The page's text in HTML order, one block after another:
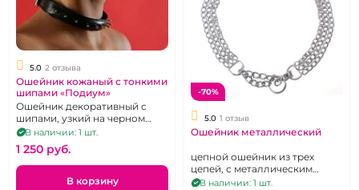
5.0 2 отзыва
Ошейник кожаный с тонкими
шипами «Подиум»
Ошейник декоративный с
шипами, узкий на черном
кожаном ремне.
В наличии: 1 шт.
1 250 pуб.
В корзину
-70%
5.0 1 отзыв
Ошейник металлический
цепной ошейник из трех
цепей, с металлическим
кольцом
В наличии: 1 шт.